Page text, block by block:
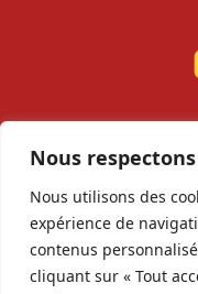
Nous
Nous utilisons des
expérience de
contenus
cliquant sur « Tout
RCS